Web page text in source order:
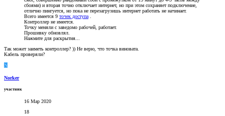
сбоями) и вторая точно отключает интернет, но при этом сохраняет подключение,
отлично пингуется, но пока не перезагрузишь интернет работать не начинает.
Всего имеется 9 точек доступа .
Контроллер не имеется.
Точку меняли с заведомо рабочей, работает.
Прошивку обновлял.
Нажмите для раскрытия...
Так может заиметь контроллер? )) Не верю, что точка виновата.
Кабель проверяли?
N
Norker
участник
16 Мар 2020
18